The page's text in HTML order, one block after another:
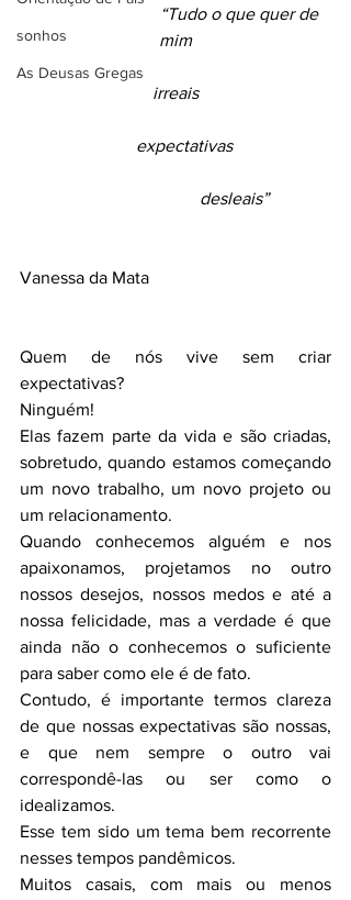
sonhos
As Deusas Gregas
mim
irreais
expectativas
desleais”
Vanessa da Mata
Quem de nós vive sem criar
expectativas?
Ninguém!
Elas fazem parte da vida e são criadas,
sobretudo, quando estamos começando
um novo trabalho, um novo projeto ou
um relacionamento.
Quando conhecemos alguém e nos
apaixonamos, projetamos no outro
nossos desejos, nossos medos e até a
nossa felicidade, mas a verdade é que
ainda não o conhecemos o suficiente
para saber como ele é de fato.
Contudo, é importante termos clareza
de que nossas expectativas são nossas,
e que nem sempre o outro vai
correspondê-las ou ser como o
idealizamos.
Esse tem sido um tema bem recorrente
nesses tempos pandêmicos.
Muitos casais, com mais ou menos